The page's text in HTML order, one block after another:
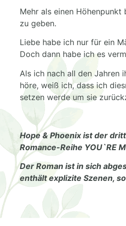
Mehr als einen
zu geben.
Liebe habe ich nur für ein
Doch dann habe ich es
Als ich nach all den Jahren
höre, weiß ich, dass ich
setzen werde um sie
Hope & Phoenix ist der
Romance-Reihe YOU`RE
Der Roman ist in sich
enthält explizite Szenen,